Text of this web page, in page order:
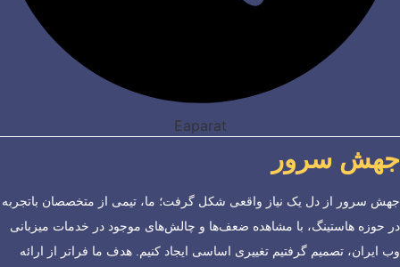
Eaparat
جهش سرور
جهش سرور از دل یک نیاز واقعی شکل گرفت؛ ما، تیمی از متخصصان باتجربه
در حوزه هاستینگ، با مشاهده ضعف‌ها و چالش‌های موجود در خدمات میزبانی
وب ایران، تصمیم گرفتیم تغییری اساسی ایجاد کنیم. هدف ما فراتر از ارائه